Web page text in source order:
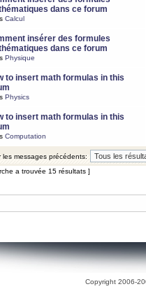
dans ce forum
Calcul
insérer des formules
dans ce forum
Physique
to insert math formulas in this
Physics
to insert math formulas in this
Computation
les messages précédents:
a trouvée 15 résultats ]
Copyright 2006-